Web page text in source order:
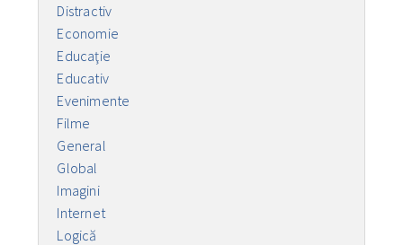
Distractiv
Economie
Educaţie
Educativ
Evenimente
Filme
General
Global
Imagini
Internet
Logică